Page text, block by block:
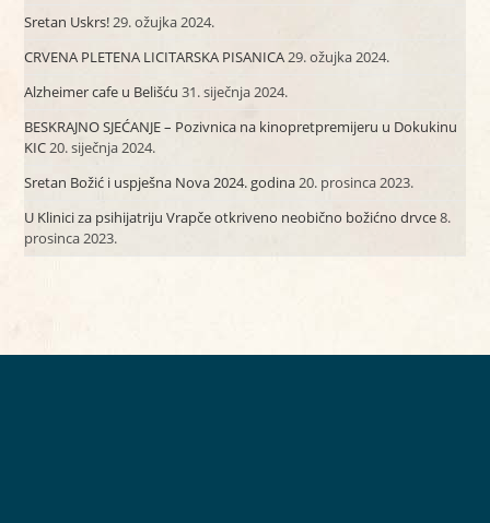
Sretan Uskrs!29. ožujka 2024.
CRVENA PLETENA LICITARSKA PISANICA29. ožujka 2024.
Alzheimer cafe u Belišću 31. siječnja 2024.
BESKRAJNO SJEĆANJE – Pozivnica na kinopretpremijeru u Dokukinu
KIC20. siječnja 2024.
Sretan Božić i uspješna Nova 2024. godina20. prosinca 2023.
U Klinici za psihijatriju Vrapče otkriveno neobično božićno drvce8.
prosinca 2023.